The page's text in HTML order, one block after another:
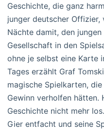
Geschichte, die ganz
junger deutscher Offizier,
Nächte damit, den
Gesellschaft in den
ohne je selbst eine Karte
Tages erzählt Graf
magische Spielkarten,
Gewinn verholfen hätten.
Geschichte nicht mehr
Gier entfacht und seine